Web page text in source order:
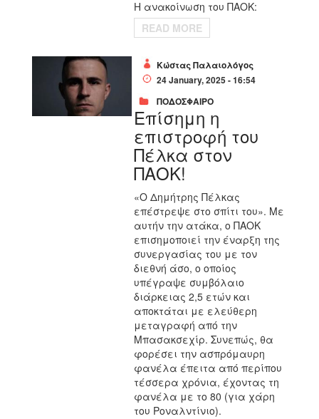
H ανακοίνωση του ΠΑΟΚ:
READ MORE
Κώστας Παλαιολόγος
24 January, 2025 - 16:54
ΠΟΔΟΣΦΑΙΡΟ
Επίσημη η
επιστροφή του
Πέλκα στον
ΠΑΟΚ!
«Ο Δημήτρης Πέλκας
επέστρεψε στο σπίτι του». Με
αυτήν την ατάκα, ο ΠΑΟΚ
επισημοποιεί την έναρξη της
συνεργασίας του με τον
διεθνή άσο, ο οποίος
υπέγραψε συμβόλαιο
διάρκειας 2,5 ετών και
αποκτάται με ελεύθερη
μεταγραφή από την
Μπασακσεχίρ. Συνεπώς, θα
φορέσει την ασπρόμαυρη
φανέλα έπειτα από περίπου
τέσσερα χρόνια, έχοντας τη
φανέλα με το 80 (για χάρη
του Ροναλντίνιο).